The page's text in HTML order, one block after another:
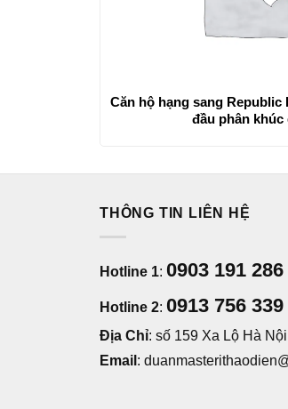
Căn hộ hạng sang Republic
đầu phân khúc
THÔNG TIN LIÊN HỆ
Hotline 1: 0903 191 286
Hotline 2: 0913 756 339
Địa Chỉ: số 159 Xa Lộ Hà
Email :